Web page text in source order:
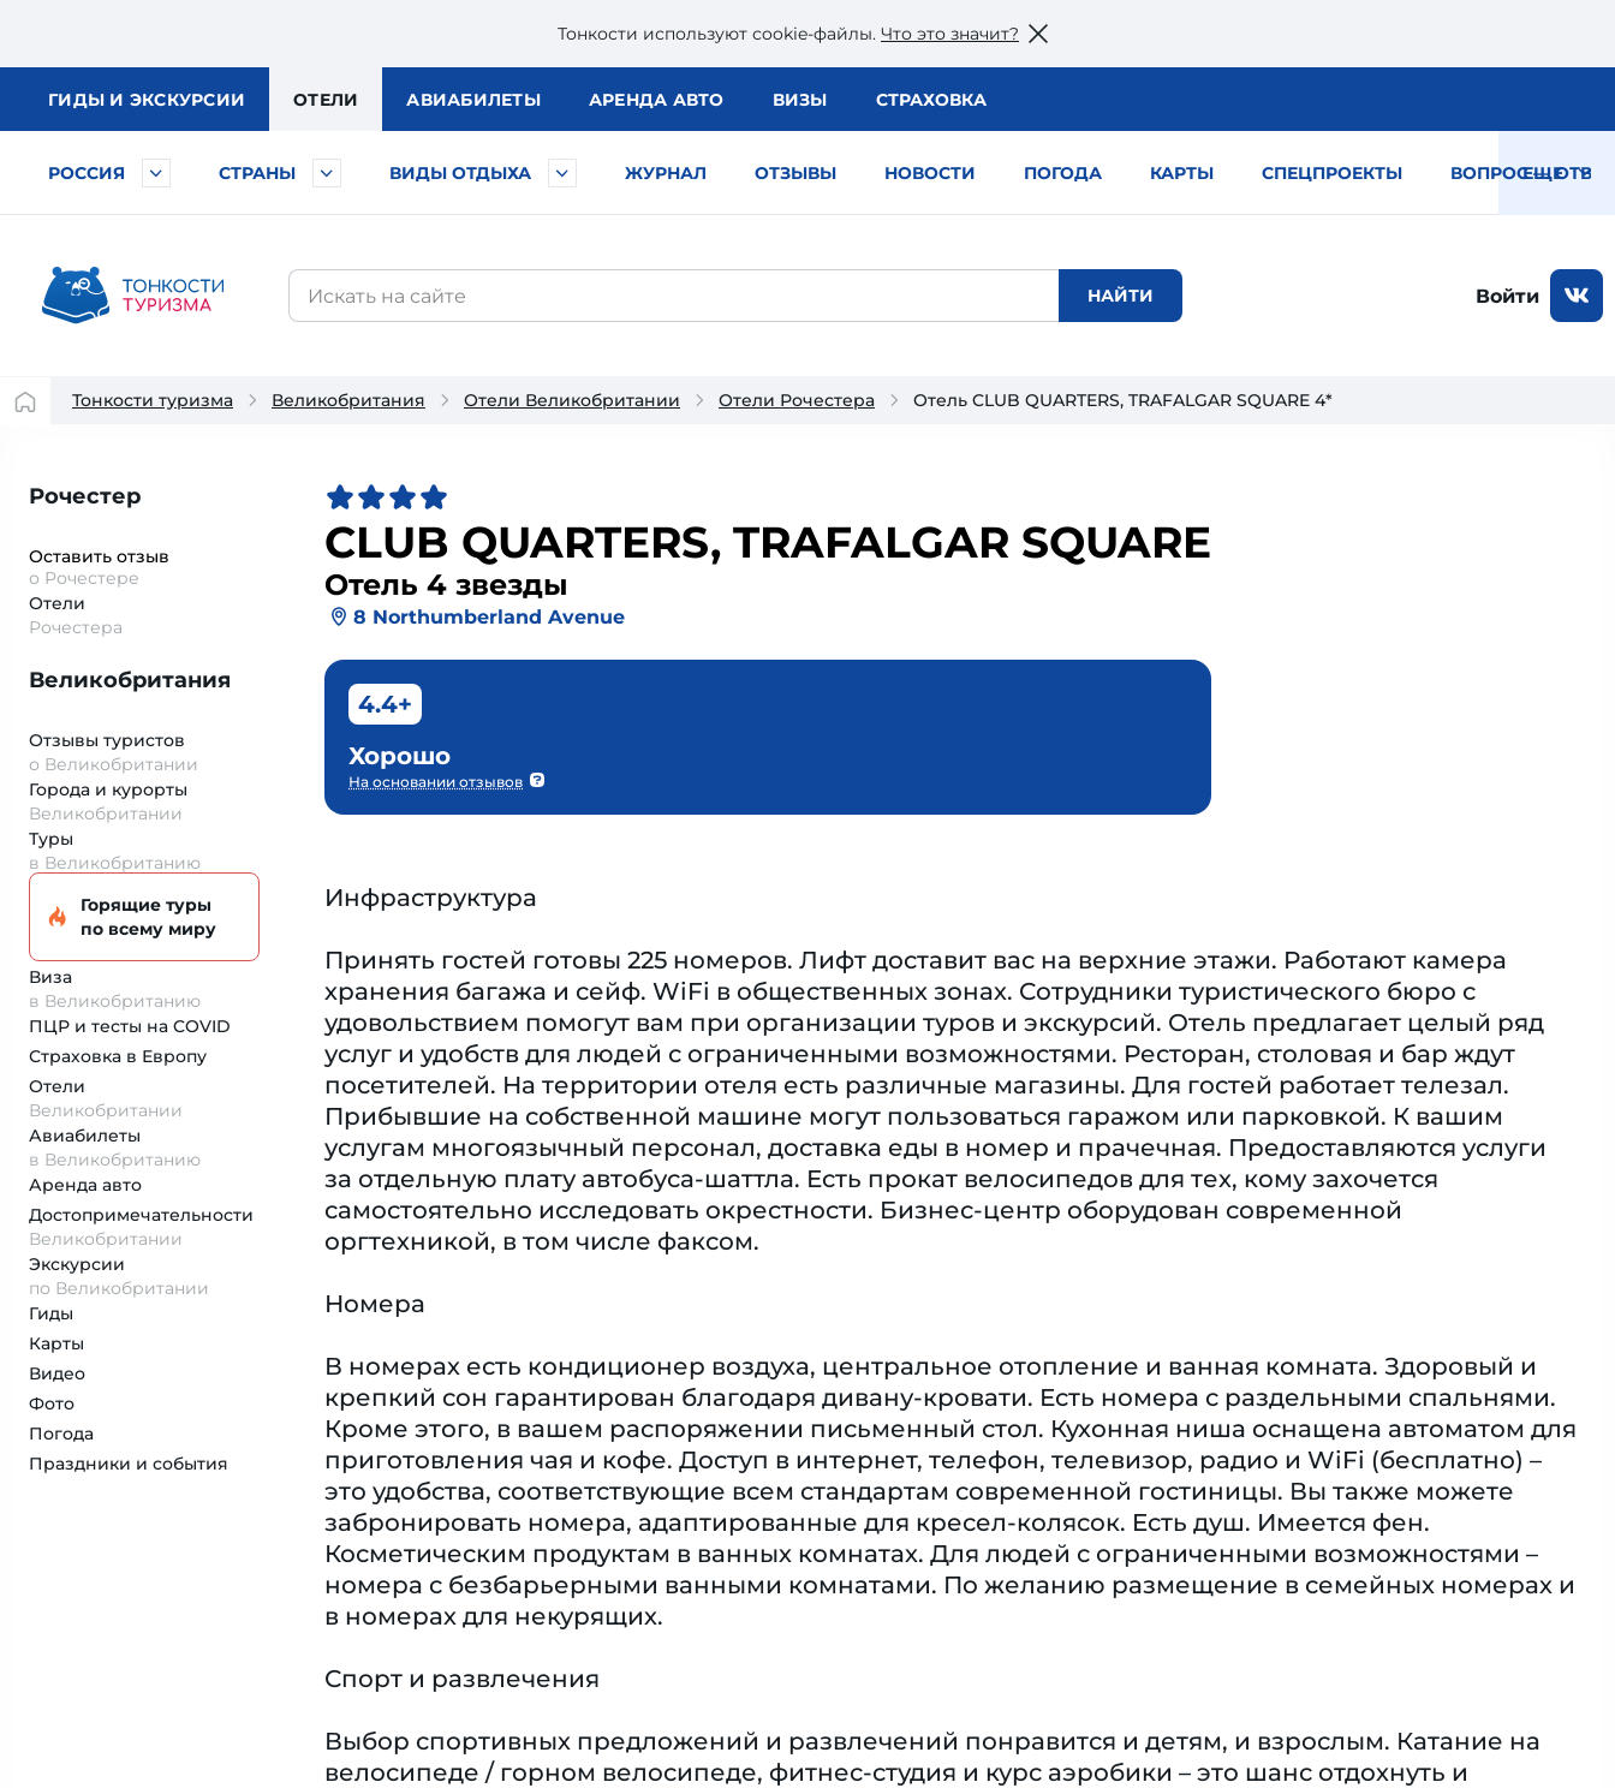
Тонкости используют сookie-файлы. Что это значит?
ГИДЫ И ЭКСКУРСИИ ОТЕЛИ АВИАБИЛЕТЫ АРЕНДА АВТО ВИЗЫ СТРАХОВКА
РОССИЯ СТРАНЫ ВИДЫ ОТДЫХА ЖУРНАЛ ОТЗЫВЫ НОВОСТИ ПОГОДА КАРТЫ СПЕЦПРОЕКТЫ ВОПРОС — ОТВЕТ
ЕЩЕ
Войти
Тонкости туризма Великобритания Отели Великобритании Отели Рочестера Отель CLUB QUARTERS, TRAFALGAR SQUARE 4*
Рочестер
Оставить отзыв
о Рочестере
Отели
Рочестера
Великобритания
Отзывы туристов
о Великобритании
Города и курорты
Великобритании
Туры
в Великобританию
Горящие туры
по всему миру
Виза
в Великобританию
ПЦР и тесты на COVID
Страховка в Европу
Отели
Великобритании
Авиабилеты
в Великобританию
Аренда авто
Достопримеча­тельности
Великобритании
Экскурсии
по Великобритании
Гиды
Карты
Видео
Фото
Погода
Праздники и события
CLUB QUARTERS, TRAFALGAR SQUARE
Отель 4 звезды
8 Northumberland Avenue
4.4+
Хорошо
На основании отзывов
Инфраструктура
Принять гостей готовы 225 номеров. Лифт доставит вас на верхние этажи. Работают камера
хранения багажа и сейф. WiFi в общественных зонах. Сотрудники туристического бюро с
удовольствием помогут вам при организации туров и экскурсий. Отель предлагает целый ряд
услуг и удобств для людей с ограниченными возможностями. Ресторан, столовая и бар ждут
посетителей. На территории отеля есть различные магазины. Для гостей работает телезал.
Прибывшие на собственной машине могут пользоваться гаражом или парковкой. К вашим
услугам многоязычный персонал, доставка еды в номер и прачечная. Предоставляются услуги
за отдельную плату автобуса-шаттла. Есть прокат велосипедов для тех, кому захочется
самостоятельно исследовать окрестности. Бизнес-центр оборудован современной
оргтехникой, в том числе факсом.
Номера
В номерах есть кондиционер воздуха, центральное отопление и ванная комната. Здоровый и
крепкий сон гарантирован благодаря дивану-кровати. Есть номера с раздельными спальнями.
Кроме этого, в вашем распоряжении письменный стол. Кухонная ниша оснащена автоматом для
приготовления чая и кофе. Доступ в интернет, телефон, телевизор, радио и WiFi (бесплатно) –
это удобства, соответствующие всем стандартам современной гостиницы. Вы также можете
забронировать номера, адаптированные для кресел-колясок. Eсть душ. Имеется фен.
Косметическим продуктам в ванных комнатах. Для людей с ограниченными возможностями –
номера с безбарьерными ванными комнатами. По желанию размещение в семейных номерах и
в номерах для некурящих.
Спорт и развлечения
Выбор спортивных предложений и развлечений понравится и детям, и взрослым. Катание на
велосипеде / горном велосипеде, фитнес-студия и курс аэробики – это шанс отдохнуть и